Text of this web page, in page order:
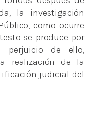
la investigación
como ocurre
se produce por
perjuicio de ello,
realización de la
judicial del